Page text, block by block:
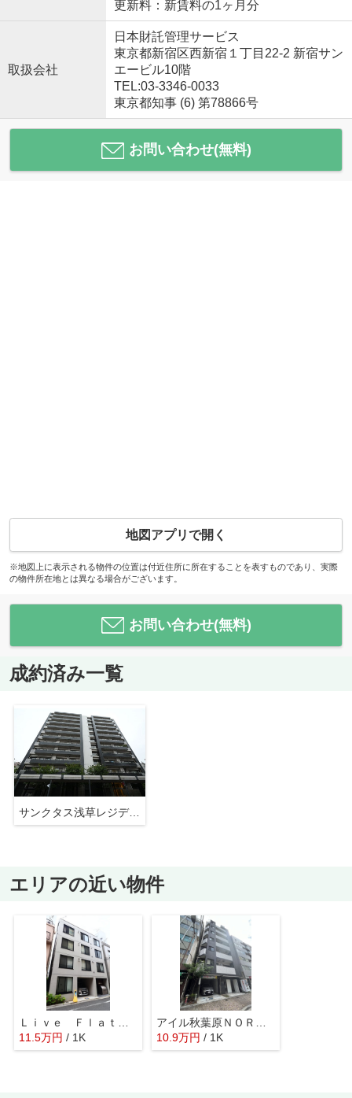
更新料：新賃料の1ヶ月分
取扱会社
日本財託管理サービス
東京都新宿区西新宿１丁目22-2 新宿サン
エービル10階
TEL:03-3346-0033
東京都知事 (6) 第78866号
お問い合わせ(無料)
地図アプリで開く
※地図上に表示される物件の位置は付近住所に所在することを表すものであり、実際
の物件所在地とは異なる場合がございます。
お問い合わせ(無料)
成約済み一覧
サンクタス浅草レジデンス
エリアの近い物件
11.5万円 / 1K
10.9万円 / 1K